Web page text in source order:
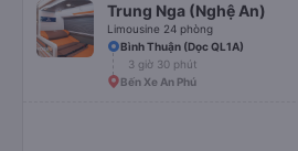
Trung Nga (Nghệ An)
Limousine 24 phòng
Bình Thuận (Dọc QL1A)
3 giờ 30 phút
Bến Xe An Phú